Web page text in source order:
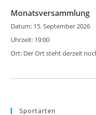
Monatsversammlung
Datum: 15. September 2026
Uhrzeit: 19:00
Ort: Der Ort steht derzeit
Sportarten